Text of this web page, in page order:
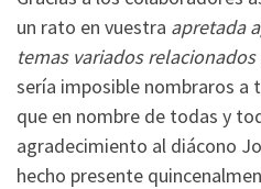
un rato en vuestra apretada
temas variados
sería imposible nombraros a
que en nombre de todas y
agradecimiento al diácono
hecho presente